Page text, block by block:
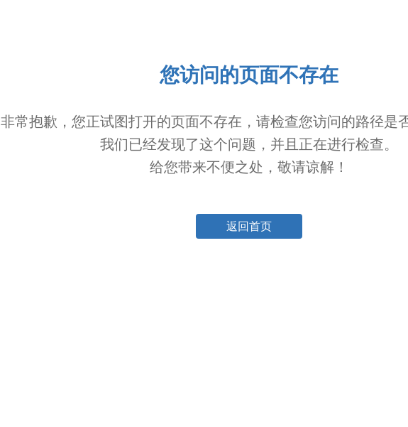
您访问的页面不存在
非常抱歉，您正试图打开的页面不存在，请检查您访问的路径是
我们已经发现了这个问题，并且正在进行检查。
给您带来不便之处，敬请谅解！
返回首页